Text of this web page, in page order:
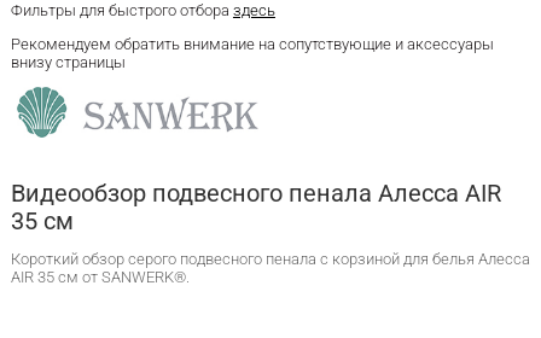
Фильтры для быстрого отбора здесь
Рекомендуем обратить внимание на сопутствующие и аксессуары
внизу страницы
Видеообзор подвесного пенала Алесса AIR
35 см
Короткий обзор серого подвесного пенала с корзиной для белья Алесса
AIR 35 см от SANWERK®.